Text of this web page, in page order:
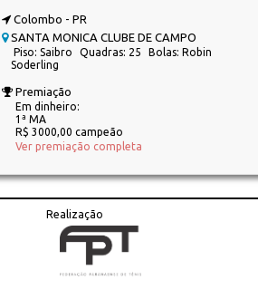
Colombo - PR
SANTA MONICA CLUBE DE CAMPO
Piso: Saibro Quadras: 25
Bolas: Robin
Soderling
Premiação
Em dinheiro:
1ª MA
R$ 3000,00 campeão
Ver premiação completa
Realização